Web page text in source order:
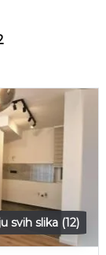
svih slika (12)